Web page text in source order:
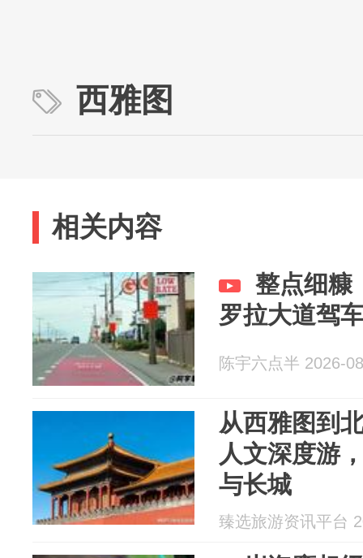
西雅图
相关内容
整点细糠
罗拉大道驾
陈宇六点半 2026-
从西雅图到
人文深度游
与长城
臻选旅游资讯平台